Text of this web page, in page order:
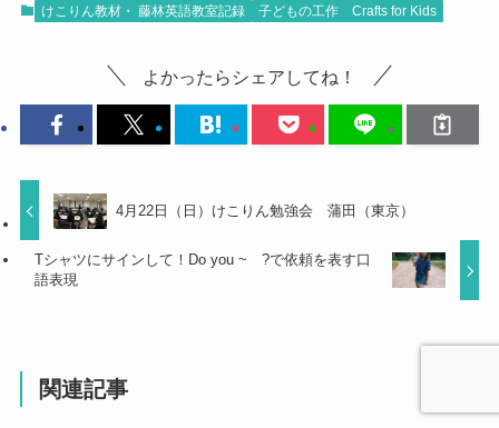
けこりん教材・ 藤林英語教室記録 子どもの工作 Crafts for Kids
よかったらシェアしてね！
4月22日（日）けこりん勉強会 蒲田（東京）
Tシャツにサインして！Do you ~ ?で依頼を表す口
語表現
関連記事